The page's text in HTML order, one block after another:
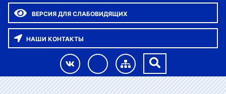
ВЕРСИЯ ДЛЯ СЛАБОВИДЯЩИХ
НАШИ КОНТАКТЫ